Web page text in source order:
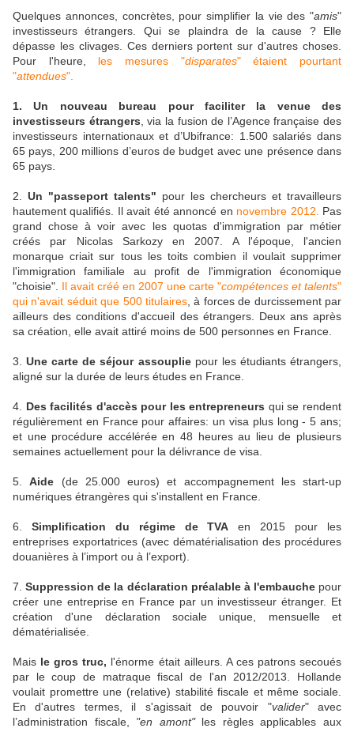
Quelques annonces, concrètes, pour simplifier la vie des "amis"
investisseurs étrangers. Qui se plaindra de la cause ? Elle
dépasse les clivages. Ces derniers portent sur d'autres choses.
Pour l'heure, les mesures "disparates" étaient pourtant
"attendues".
1. Un nouveau bureau pour faciliter la venue des
investisseurs étrangers, via la fusion de l’Agence française des
investisseurs internationaux et d’Ubifrance: 1.500 salariés dans
65 pays, 200 millions d’euros de budget avec une présence dans
65 pays.
2. Un "passeport talents" pour les chercheurs et travailleurs
hautement qualifiés. Il avait été annoncé en novembre 2012. Pas
grand chose à voir avec les quotas d'immigration par métier
créés par Nicolas Sarkozy en 2007. A l'époque, l'ancien
monarque criait sur tous les toits combien il voulait supprimer
l'immigration familiale au profit de l'immigration économique
"choisie". Il avait créé en 2007 une carte "compétences et talents"
qui n'avait séduit que 500 titulaires, à forces de durcissement par
ailleurs des conditions d'accueil des étrangers. Deux ans après
sa création, elle avait attiré moins de 500 personnes en France.
3.Une carte de séjour assoupliepour les étudiants étrangers,
aligné sur la durée de leurs études en France.
4. Des facilités d'accès pour les entrepreneurs qui se rendent
régulièrement en France pour affaires: un visa plus long - 5 ans;
et une procédure accélérée en 48 heures au lieu de plusieurs
semaines actuellement pour la délivrance de visa.
5.Aide (de 25.000 euros) et accompagnement les start-up
numériques étrangères qui s'installent en France.
6. Simplification du régime de TVA en 2015 pour les
entreprises exportatrices (avec dématérialisation des procédures
douanières à l’import ou à l’export).
7.Suppression de la déclaration préalable à l'embauchepour
créer une entreprise en France par un investisseur étranger. Et
création d'une déclaration sociale unique, mensuelle et
dématérialisée.
Mais le gros truc, l'énorme était ailleurs. A ces patrons secoués
par le coup de matraque fiscal de l'an 2012/2013. Hollande
voulait promettre une (relative) stabilité fiscale et même sociale.
En d'autres termes, il s'agissait de pouvoir "valider" avec
l’administration fiscale, "en amont"les règles applicables aux